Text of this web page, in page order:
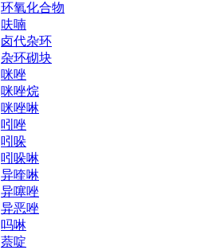
环氧化合物
呋喃
卤代杂环
杂环砌块
咪唑
咪唑烷
咪唑啉
吲唑
吲哚
吲哚啉
异喹啉
异噻唑
异恶唑
吗啉
萘啶